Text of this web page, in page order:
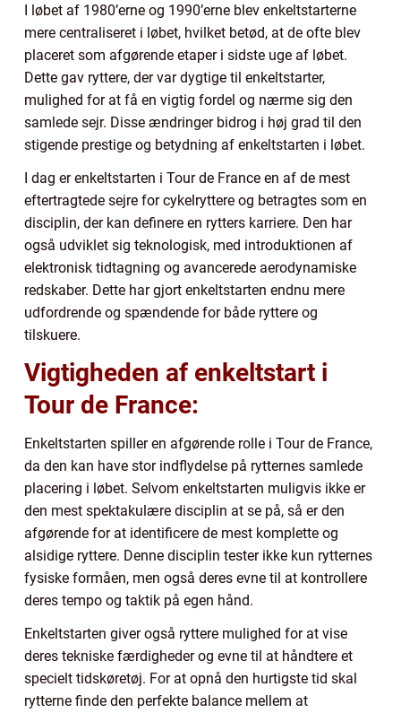
I løbet af 1980’erne og 1990’erne blev enkeltstarterne
mere centraliseret i løbet, hvilket betød, at de ofte blev
placeret som afgørende etaper i sidste uge af løbet.
Dette gav ryttere, der var dygtige til enkeltstarter,
mulighed for at få en vigtig fordel og nærme sig den
samlede sejr. Disse ændringer bidrog i høj grad til den
stigende prestige og betydning af enkeltstarten i løbet.
I dag er enkeltstarten i Tour de France en af de mest
eftertragtede sejre for cykelryttere og betragtes som en
disciplin, der kan definere en rytters karriere. Den har
også udviklet sig teknologisk, med introduktionen af
elektronisk tidtagning og avancerede aerodynamiske
redskaber. Dette har gjort enkeltstarten endnu mere
udfordrende og spændende for både ryttere og
tilskuere.
Vigtigheden af enkeltstart i
Tour de France:
Enkeltstarten spiller en afgørende rolle i Tour de France,
da den kan have stor indflydelse på rytternes samlede
placering i løbet. Selvom enkeltstarten muligvis ikke er
den mest spektakulære disciplin at se på, så er den
afgørende for at identificere de mest komplette og
alsidige ryttere. Denne disciplin tester ikke kun rytternes
fysiske formåen, men også deres evne til at kontrollere
deres tempo og taktik på egen hånd.
Enkeltstarten giver også ryttere mulighed for at vise
deres tekniske færdigheder og evne til at håndtere et
specielt tidskøretøj. For at opnå den hurtigste tid skal
rytterne finde den perfekte balance mellem at